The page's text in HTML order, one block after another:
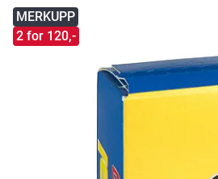
MERKUPP
2 for 120,-
Skip
to
the